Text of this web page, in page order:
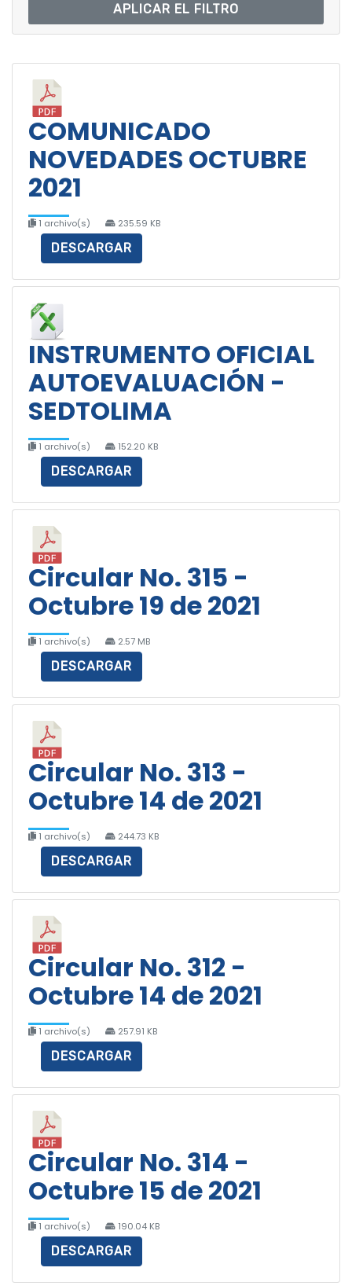
APLICAR EL FILTRO
COMUNICADO
NOVEDADES OCTUBRE
2021
1 archivo(s) 235.59 KB
DESCARGAR
INSTRUMENTO OFICIAL
AUTOEVALUACIÓN -
SEDTOLIMA
1 archivo(s) 152.20 KB
DESCARGAR
Circular No. 315 -
Octubre 19 de 2021
1 archivo(s) 2.57 MB
DESCARGAR
Circular No. 313 -
Octubre 14 de 2021
1 archivo(s) 244.73 KB
DESCARGAR
Circular No. 312 -
Octubre 14 de 2021
1 archivo(s) 257.91 KB
DESCARGAR
Circular No. 314 -
Octubre 15 de 2021
1 archivo(s) 190.04 KB
DESCARGAR